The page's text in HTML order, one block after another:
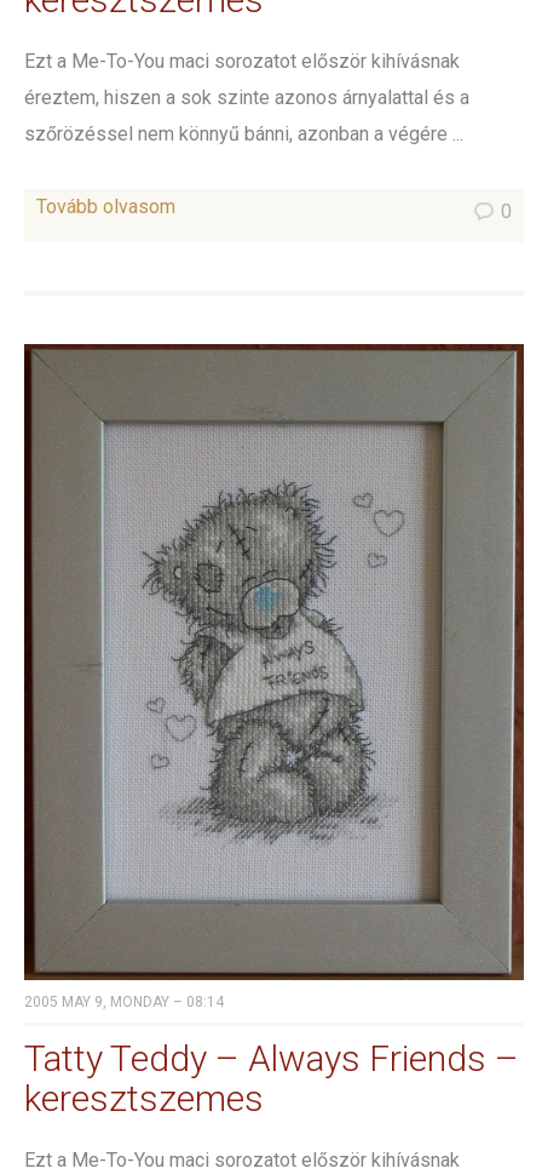
Ezt a Me-To-You maci sorozatot először kihívásnak
éreztem, hiszen a sok szinte azonos árnyalattal és a
szőrözéssel nem könnyű bánni, azonban a végére ...
Tovább olvasom 0
2005 MAY 9, MONDAY – 08:14
Tatty Teddy – Always Friends –
keresztszemes
Ezt a Me-To-You maci sorozatot először kihívásnak